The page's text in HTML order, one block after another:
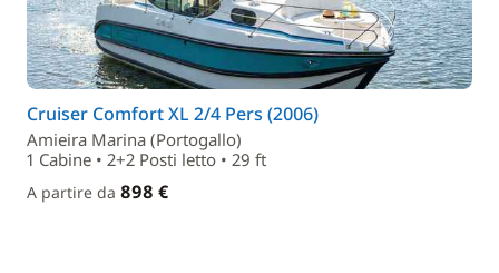
Cruiser Comfort XL 2/4 Pers (2006)
Amieira Marina (Portogallo)
1 Cabine • 2+2 Posti letto • 29 ft
A partire da 898 €